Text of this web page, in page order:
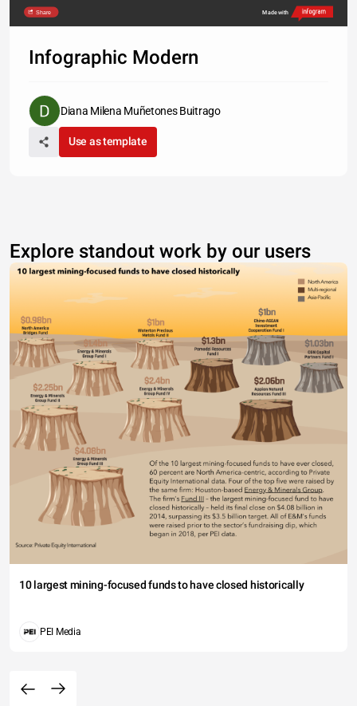
Share Made with
Infographic Modern
Diana Milena Muñetones Buitrago
Use as template
Explore standout work by our users
10 largest mining-focused funds to have closed historically
PEI Media